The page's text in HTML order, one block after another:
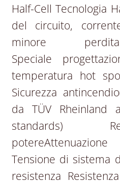
Half-Cell Tecnologia
del circuito,
minore
Speciale
temperatura hot
Sicurezza
da TÜV Rheinland
standards)
Tensione di sistema
resistenza